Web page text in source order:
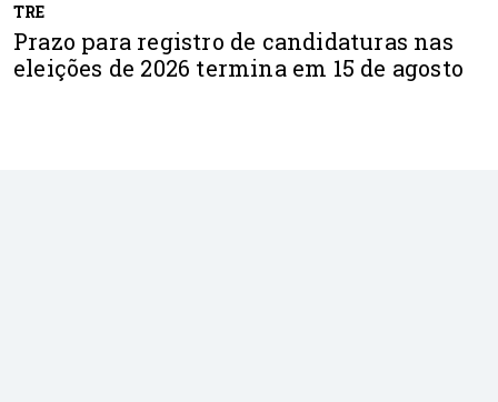
TRE
Prazo para registro de candidaturas nas
eleições de 2026 termina em 15 de agosto